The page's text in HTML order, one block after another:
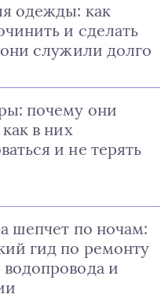
одежды: как
и сделать
служили долго
почему они
в них
и не терять
шепчет по ночам:
гид по ремонту
и